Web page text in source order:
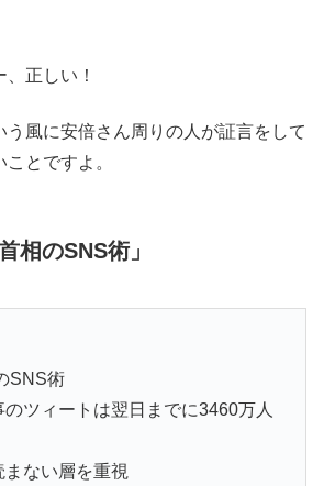
、正しい！
う風に安倍さん周りの人が証言をして
とですよ。
相のSNS術」
SNS術
のツィートは翌日までに3460万人
ない層を重視